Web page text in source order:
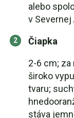
alebo
v Severnej
Čiapka
2-6 cm; za
široko
tvaru;
stáva